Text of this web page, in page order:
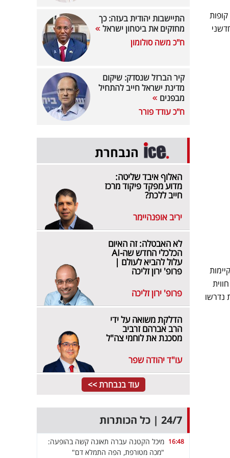
נדרשו
התיישבות יהודית בעזה: כך
מחזקים את ביטחון ישראל
ח"כ משה סולומון
קיר הברזל שנסדק: שיקום
מדינת ישראל חייב להתחיל
מבפנים
ח"כ עודד פורר
הנבחרת
האלוף איבד שליטה:
מדוע מפקד פיקוד מרכז
חייב ללכת?
יריב אופנהיימר
לא האבטלה: זה האיום
הכלכלי החדש שה-AI
עלול להביא לעולם |
פרופ' ירון זליכה
פרופ' ירון זליכה
הדלקת משואה על ידי
הרב אברהם זרביב
מסכנת את לוחמי צה"ל
עו"ד יהודה שפר
עוד בנבחרת >>
24/7 | כל הכותרות
16:48 מיכל הקטנה עברה תאונה קשה בהופעה:
"מכה מטורפת, הפה התמלא דם"